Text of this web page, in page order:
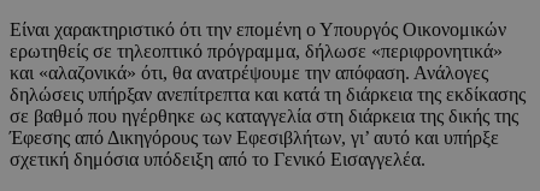
Είναι χαρακτηριστικό ότι την επομένη ο Υπουργός Οικονομικών
ερωτηθείς σε τηλεοπτικό πρόγραμμα, δήλωσε «περιφρονητικά»
και «αλαζονικά» ότι, θα ανατρέψουμε την απόφαση. Ανάλογες
δηλώσεις υπήρξαν ανεπίτρεπτα και κατά τη διάρκεια της εκδίκασης
σε βαθμό που ηγέρθηκε ως καταγγελία στη διάρκεια της δικής της
Έφεσης από Δικηγόρους των Εφεσιβλήτων, γι’ αυτό και υπήρξε
σχετική δημόσια υπόδειξη από το Γενικό Εισαγγελέα.